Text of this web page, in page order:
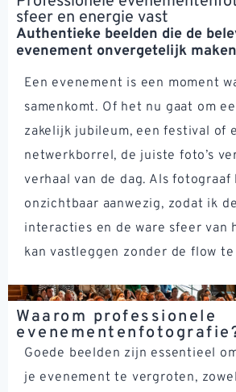
sfeer en energie vast
Authentieke beelden die de
evenement onvergetelijk
Een evenement is een moment
samenkomt. Of het nu gaat om
zakelijk jubileum, een festival of
netwerkborrel, de juiste foto’s
verhaal van de dag. Als fotograaf
onzichtbaar aanwezig, zodat ik
interacties en de ware sfeer van
kan vastleggen zonder de flow
Waarom professionele
Goede beelden zijn essentieel
je evenement te vergroten,